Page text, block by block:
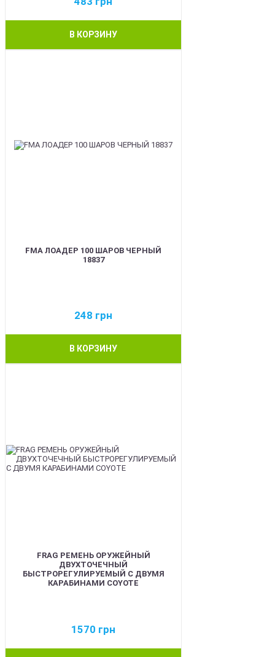
В КОРЗИНУ
FMA ЛОАДЕР 100 ШАРОВ ЧЕРНЫЙ
18837
248 грн
В КОРЗИНУ
FRAG РЕМЕНЬ ОРУЖЕЙНЫЙ
ДВУХТОЧЕЧНЫЙ
БЫСТРОРЕГУЛИРУЕМЫЙ С ДВУМЯ
КАРАБИНАМИ COYOTE
1570 грн